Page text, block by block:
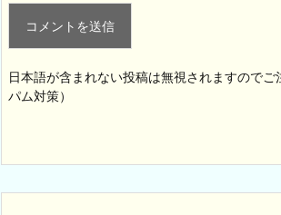
日本語が含まれない投稿は無視されますのでご
パム対策）